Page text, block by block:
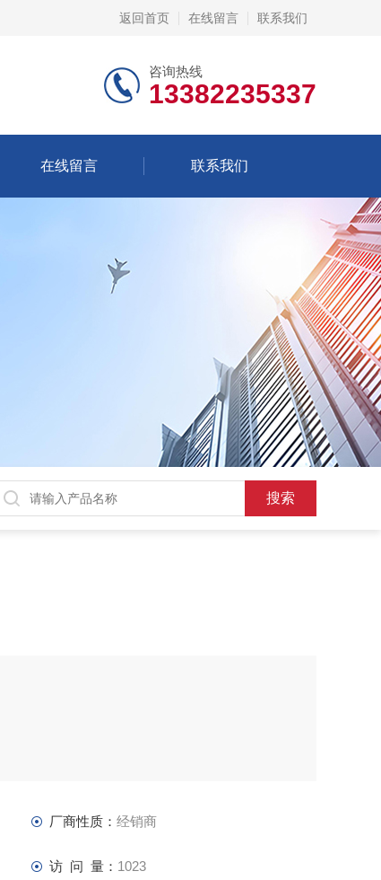
返回首页 在线留言 联系我们
咨询热线
13382235337
在线留言 联系我们
厂商性质： 经销商
访 问 量： 1023